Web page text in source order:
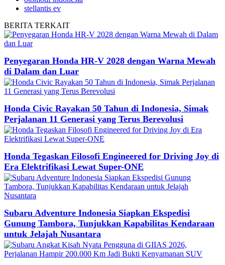
stellantis ev
BERITA TERKAIT
Penyegaran Honda HR-V 2028 dengan Warna Mewah
di Dalam dan Luar
Honda Civic Rayakan 50 Tahun di Indonesia, Simak
Perjalanan 11 Generasi yang Terus Berevolusi
Honda Tegaskan Filosofi Engineered for Driving Joy di
Era Elektrifikasi Lewat Super-ONE
Subaru Adventure Indonesia Siapkan Ekspedisi
Gunung Tambora, Tunjukkan Kapabilitas Kendaraan
untuk Jelajah Nusantara